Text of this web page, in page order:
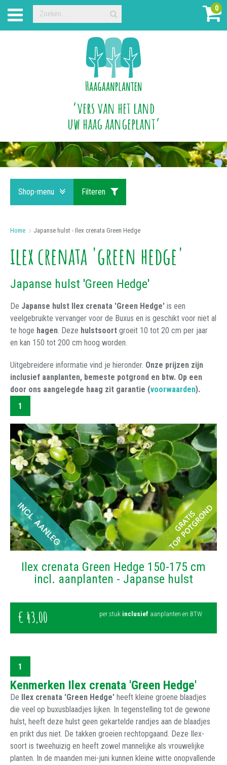
0
‘vers van het land
uw haag aangeplant’
Shop-menu Filteren
Hoogte
150-175 cm (1)
Grondsoort
Voedzame en goed waterdoorlatende grond(1)
Zandgrond(1)
Prijs
Min:
Filter op kleur
Lichtgroen(1)
Home > Japanse hulst - Ilex crenata Green Hedge
ilex crenata 'green hedge'
Japanse hulst 'Green Hedge'
De Japanse hulst Ilex crenata 'Green Hedge' is een
veelgebruikte vervanger voor de Buxus en is geschikt voor niet al
te hoge hagen. Deze hulstsoort groeit 10 tot 20 cm per jaar
en kan 150 tot 200 cm hoog worden.
Uitgebreidere informatie vind je hieronder. Onze prijzen zijn
inclusief aanplanten, bemeste potgrond en btw. Op een
door ons aangelegde haag zit garantie (voorwaarden).
1
Ilex crenata Green Hedge 150-175 cm
incl. aanplanten - Japanse hulst
€ 43,00 per stuk inclusief aanplanten en BTW
1
Kenmerken Ilex crenata 'Green Hedge'
De Ilex crenata 'Green Hedge' heeft kleine groene blaadjes
die veel op buxusblaadjes lijken. In tegenstelling tot de gewone
hulst, heeft deze hulst geen gekartelde randjes aan de blaadjes
en prikt dus niet. De takken groeien rechtopgaand. Deze Ilex-
soort is tweehuizig en heeft zowel mannelijke als vrouwelijke
planten. In de maanden mei-juni kunnen kleine witte onopvallende